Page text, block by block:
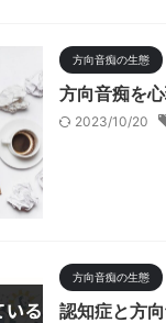
方向音痴の生態
方向音痴を
2023/10/20
方向音痴の生態
認知症と方